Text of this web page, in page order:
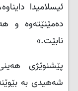
ئیسلامیدا
دەمێنێتەوە و
نابێت.»
پێشنوێژی
شەهیدی بە